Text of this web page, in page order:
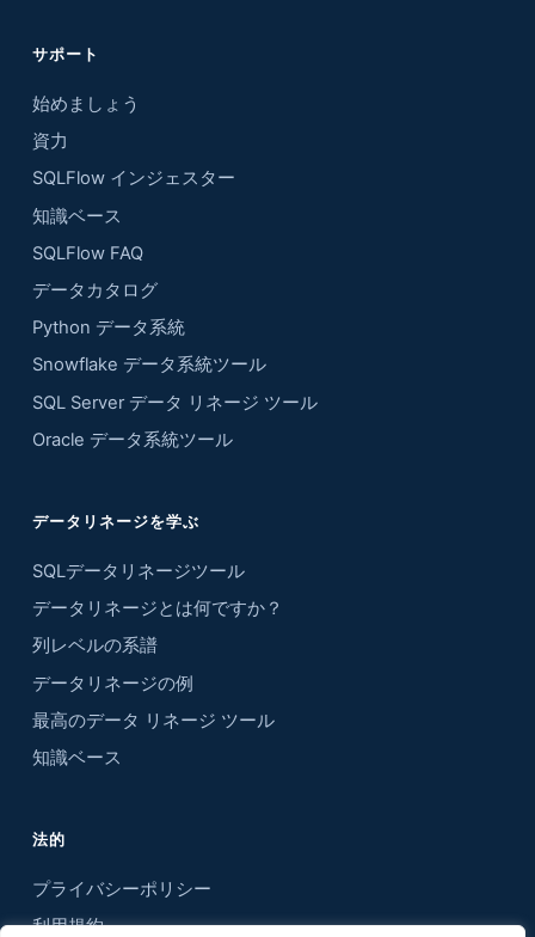
サポート
始めましょう
資力
SQLFlow インジェスター
知識ベース
SQLFlow FAQ
データカタログ
Python データ系統
Snowflake データ系統ツール
SQL Server データ リネージ ツール
Oracle データ系統ツール
データリネージを学ぶ
SQLデータリネージツール
データリネージとは何ですか？
列レベルの系譜
データリネージの例
最高のデータ リネージ ツール
知識ベース
法的
プライバシーポリシー
利用規約